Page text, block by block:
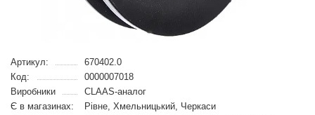
Артикул:
670402.0
Код:
0000007018
Виробники
CLAAS-аналог
Є в магазинах:
Рівне, Хмельницький, Черкаси